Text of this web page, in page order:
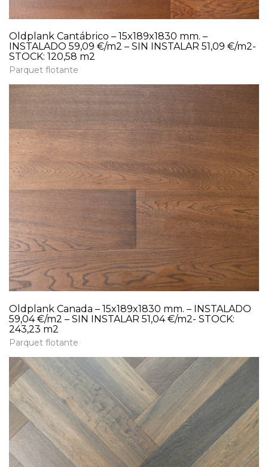
Oldplank Cantábrico – 15x189x1830 mm. –
INSTALADO 59,09 €/m2 – SIN INSTALAR 51,09 €/m2-
STOCK: 120,58 m2
Parquet flotante
Oldplank Canada – 15x189x1830 mm. – INSTALADO
59,04 €/m2 – SIN INSTALAR 51,04 €/m2- STOCK:
243,23 m2
Parquet flotante